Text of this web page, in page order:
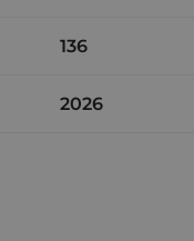
136
2026